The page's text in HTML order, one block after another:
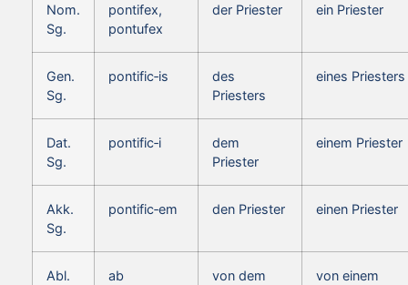
Nom.
Sg.
pontifex,
pontufex
der Priester ein Priester
Gen.
Sg.
pontific‑is
des
Priesters
eines Priesters
Dat.
Sg.
pontific‑i
dem
Priester
einem Priester
Akk.
Sg.
pontific‑em den Priester einen Priester
Abl.
ab
von dem
von einem